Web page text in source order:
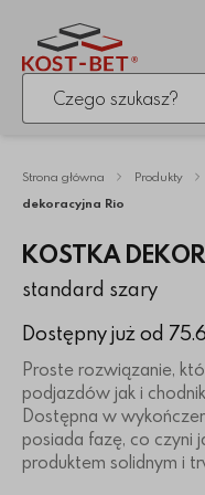
Po kliknięciu
Strona główna Produkty
dekoracyjna Rio
KOSTKA
standard szary
Dostępny już od
Proste rozwiązanie,
podjazdów jak i
Dostępna w
posiada fazę, co czyni
produktem solidnym i